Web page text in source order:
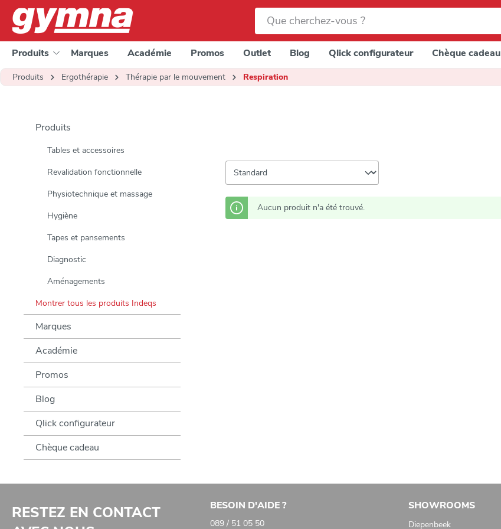
recherche Passer à la navigation principale
Produits Marques Académie Promos Outlet Blog Qlick configurateur Chèque cadeau
Produits
Ergothérapie Thérapie par le mouvement Respiration
Produits
Tables et accessoires
Revalidation fonctionnelle
Physiotechnique et massage
Hygiène
Tapes et pansements
Diagnostic
Aménagements
Montrer tous les produits Indeqs
Marques
Académie
Promos
Blog
Qlick configurateur
Chèque cadeau
Aucun produit n'a été trouvé.
RESTEZ EN CONTACT
BESOIN D'AIDE ?
089 / 51 05 50
SHOWROOMS
Diepenbeek